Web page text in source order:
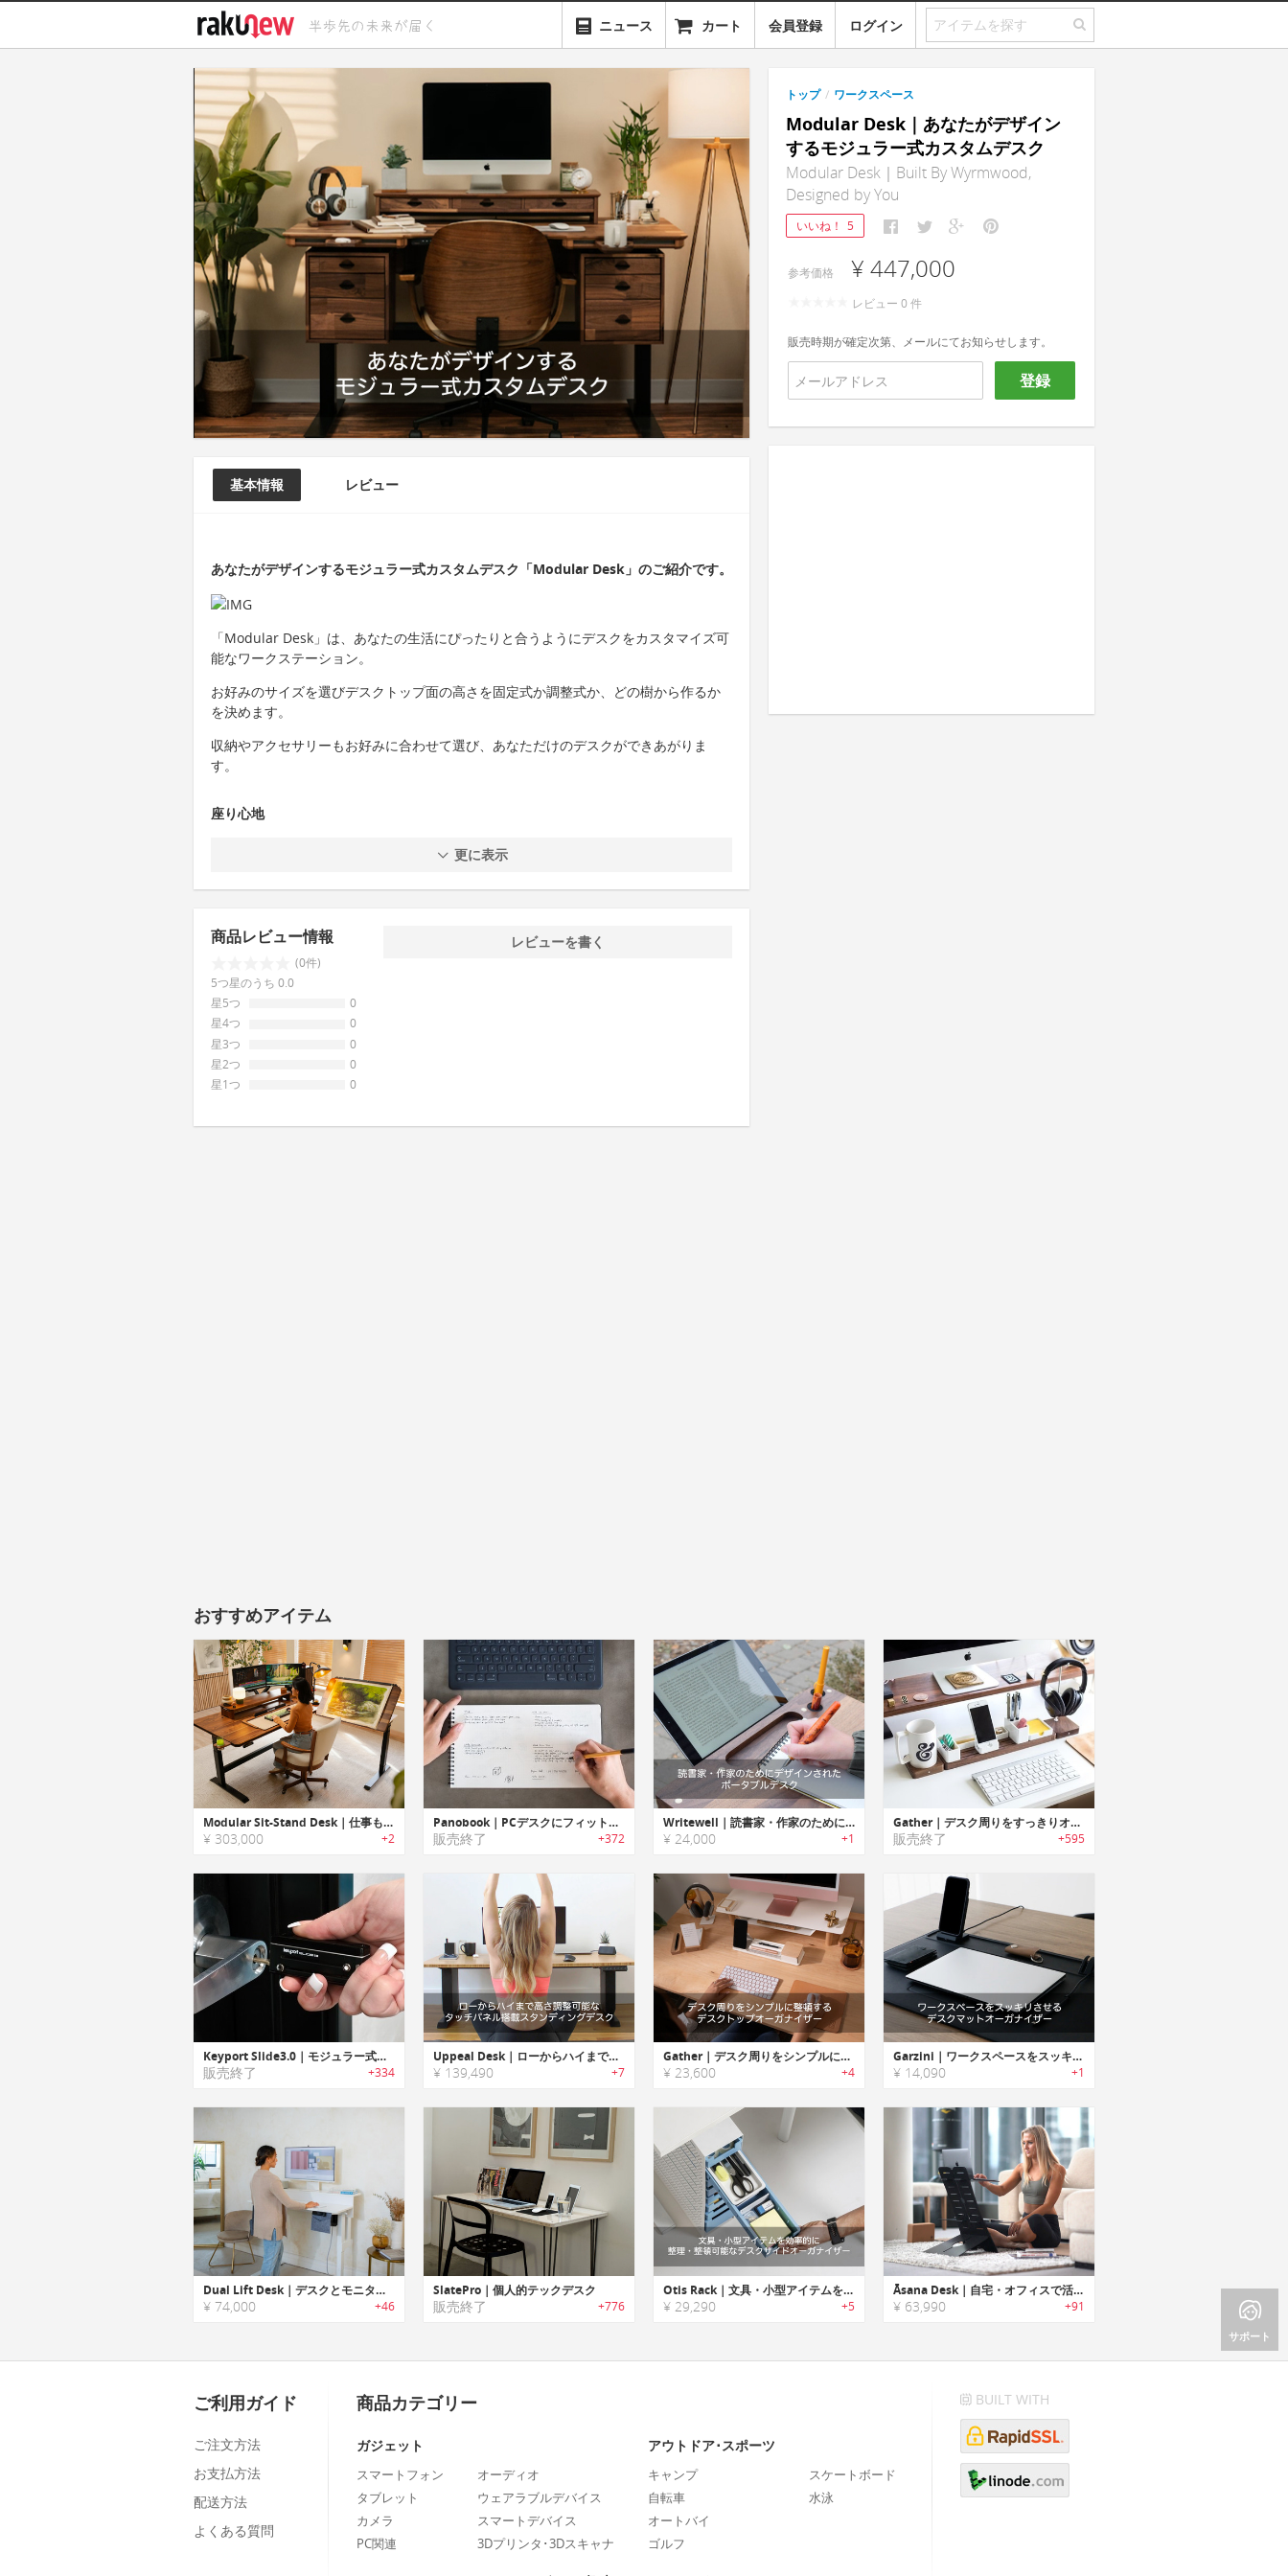
ニュース カート 会員登録 ログイン
基本情報 レビュー
あなたがデザインするモジュラー式カスタムデスク「Modular Desk」のご紹介です。
「Modular Desk」は、あなたの生活にぴったりと合うようにデスクをカスタマイズ可
能なワークステーション。
お好みのサイズを選びデスクトップ面の高さを固定式か調整式か、どの樹から作るか
を決めます。
収納やアクセサリーもお好みに合わせて選び、あなただけのデスクができあがりま
す。
座り心地
更に表示
商品レビュー情報
(0件)
5つ星のうち 0.0
星5つ
0
星4つ
0
星3つ
0
星2つ
0
星1つ
0
レビューを書く
トップ / ワークスペース
Modular Desk｜あなたがデザイン
するモジュラー式カスタムデスク
Modular Desk｜Built By Wyrmwood,
Designed by You
いいね！ 5
参考価格 ¥ 447,000
レビュー 0 件
販売時期が確定次第、メールにてお知らせします。
登録
おすすめアイテム
Modular Sit-Stand Desk｜仕事も、ゲームも、創造をすべてを1つに集約する究極のデスク
¥ 303,000 +2
Panobook｜PCデスクにフィットするようにデザインされたパノラマデザインノートブック「パノブック」
販売終了 +372
Writewell｜読書家・作家のためにデザインされたポータブルデスク「ライトウェル」
¥ 24,000 +1
Gather｜デスク周りをすっきりオーガナイズ可能なモジュラーデザインデスクオーガナイザー「ギャザー」
販売終了 +595
Keyport Slide3.0｜モジュラー式マルチキーツール「キーポートスライド3.0」
販売終了 +334
Uppeal Desk｜ローからハイまで高さ調整可能なタッチパネル搭載スタンディングデスク「アピールデスク」
¥ 139,490 +7
Gather｜デスク周りをシンプルに整頓するデスクトップオーガナイザー「ギャザー」
¥ 23,600 +4
Garzini｜ワークスペースをスッキリさせるデスクマットオーガナイザー
¥ 14,090 +1
Dual Lift Desk｜デスクとモニターの高さを別々に調節できるスタンディングデスク
¥ 74,000 +46
SlatePro｜個人的テックデスク
販売終了 +776
Otis Rack｜文具・小型アイテムを効率的に整理・整頓可能なデスクサイドオーガナイザー「オーティスラック」
¥ 29,290 +5
Āsana Desk｜自宅・オフィスで活躍する調整可能なデスクソリューション「アサーナデスク」
¥ 63,990 +91
サポート
ご利用ガイド
ご注文方法
お支払方法
配送方法
よくある質問
商品カテゴリー
ガジェット
スマートフォン
タブレット
カメラ
PC関連
オーディオ
ウェアラブルデバイス
スマートデバイス
3Dプリンタ･3Dスキャナ
アウトドア･スポーツ
キャンプ
自転車
オートバイ
ゴルフ
スケートボード
水泳
BUILT WITH